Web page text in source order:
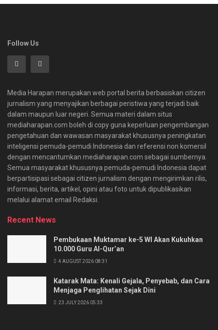
Follow Us
Media Harapan merupakan web portal berita berbasiskan citizen
jurnalism yang menyajikan berbagai peristiwa yang terjadi baik
dalam maupun luar negeri. Semua materi dalam situs
mediaharapan.com boleh di copy guna keperluan pengembangan
pengetahuan dan wawasan masyarakat khususnya peningkatan
inteligensi pemuda-pemudi Indonesia dan referensi non komersil
dengan mencantumkan mediaharapan.com sebagai sumbernya.
Semua masyarakat khususnya pemuda-pemudi Indonesia dapat
berpartisipasi sebagai citizen jurnalism dengan mengirimkan rilis,
informasi, berita, artikel, opini atau foto untuk dipublikasikan
melalui alamat email Redaksi.
Recent News
Pembukaan Muktamar ke-5 WI Akan Kukuhkan
10.000 Guru Al-Qur’an
4 AUGUST 2026 08:31
Katarak Mata: Kenali Gejala, Penyebab, dan Cara
Menjaga Penglihatan Sejak Dini
23 JULY 2026 05:33